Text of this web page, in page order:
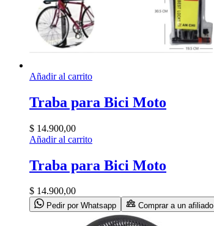
Añadir al carrito
Traba para Bici Moto
$ 14.900,00
Añadir al carrito
Traba para Bici Moto
$ 14.900,00
Pedir por Whatsapp Comprar a un afiliado